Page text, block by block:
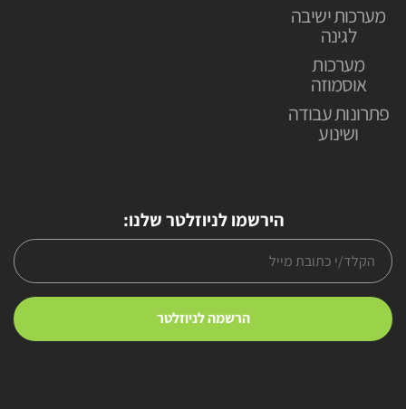
מערכות ישיבה
לגינה
מערכות
אוסמוזה
פתרונות עבודה
ושינוע
הירשמו לניוזלטר שלנו: